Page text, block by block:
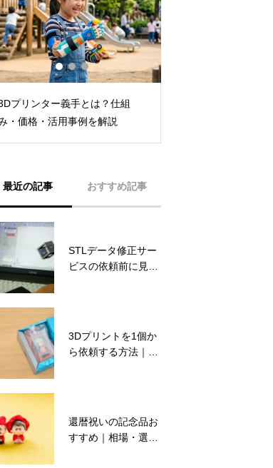
3Dプリントで量産は可能？金型
との違いと注意点
最近の記事 おすすめ記事
STLデータ修正サー
ビスの依頼前に見る
3Dプリントを1個か
ら依頼する方法｜費
還暦祝いの記念品お
すすめ｜相場・選び
ラフトとブリムの違
い｜3Dプリンターの
3Dプリント後処理入
門｜FDMと光造形の
FDM方式とは？造形
の流れ・素材・失敗